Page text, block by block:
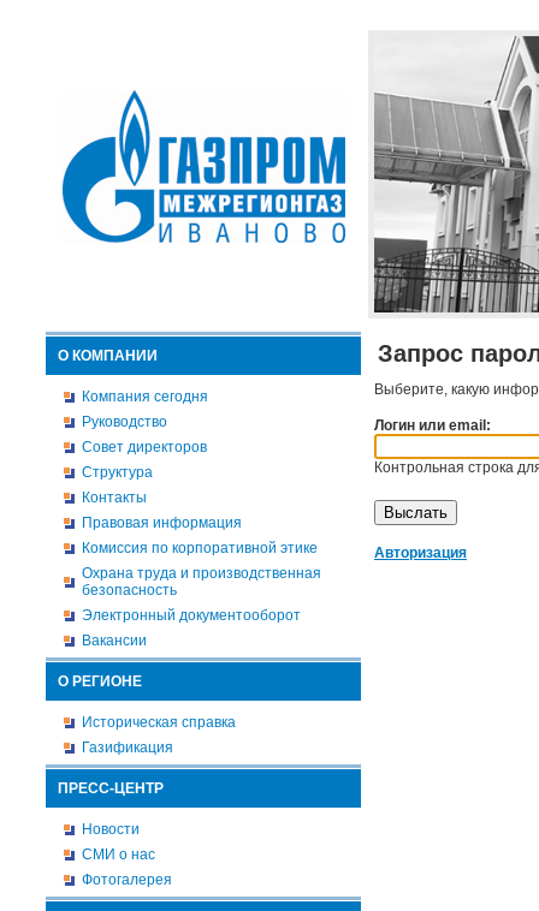
О КОМПАНИИ
Компания сегодня
Руководство
Совет директоров
Структура
Контакты
Правовая информация
Комиссия по корпоративной этике
Охрана труда и производственная
безопасность
Электронный документооборот
Вакансии
О РЕГИОНЕ
Историческая справка
Газификация
ПРЕСС-ЦЕНТР
Новости
СМИ о нас
Фотогалерея
Запрос
Выберите, какую
Логин или email:
Контрольная строка
Авторизация